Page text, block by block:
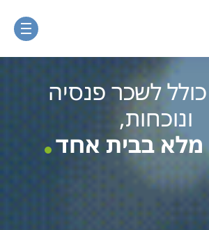
לשכר פנסיה
ונוכחות,
מלא בבית אחד